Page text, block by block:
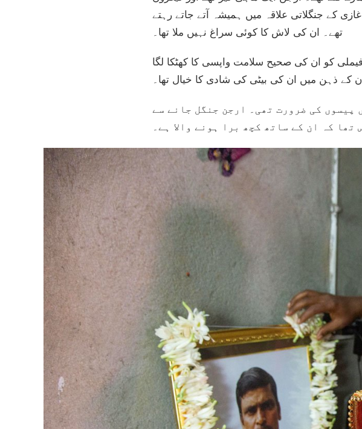
کے جنگلاتی علاقہ میں ہمیشہ آتے جاتے رہتے
تھے۔ ان کی لاش کا کوئی سراغ نہیں ملا تھا۔
کو ان کی صحیح سلامت واپسی کا کھٹکا لگا
پیسوں کی ضرورت تھی۔ ارجن جنگل جانے سے